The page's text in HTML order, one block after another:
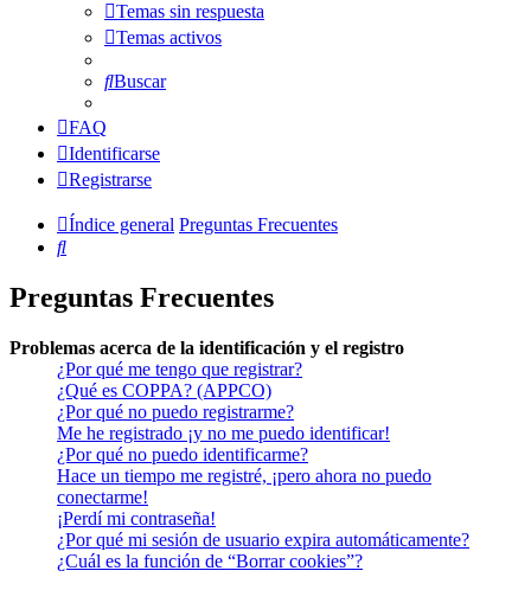
Temas sin respuesta
Temas activos
Buscar
FAQ
Identificarse
Registrarse
Índice general Preguntas Frecuentes
Buscar
Preguntas Frecuentes
Problemas acerca de la identificación y el registro
¿Por qué me tengo que registrar?
¿Qué es COPPA? (APPCO)
¿Por qué no puedo registrarme?
Me he registrado ¡y no me puedo identificar!
¿Por qué no puedo identificarme?
Hace un tiempo me registré, ¡pero ahora no puedo
conectarme!
¡Perdí mi contraseña!
¿Por qué mi sesión de usuario expira automáticamente?
¿Cuál es la función de “Borrar cookies”?